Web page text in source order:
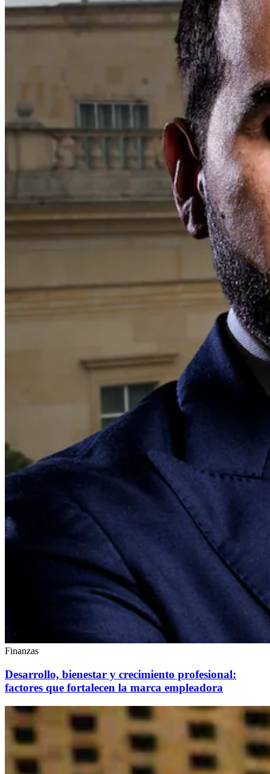
Finanzas
Desarrollo, bienestar y crecimiento profesional:
factores que fortalecen la marca empleadora